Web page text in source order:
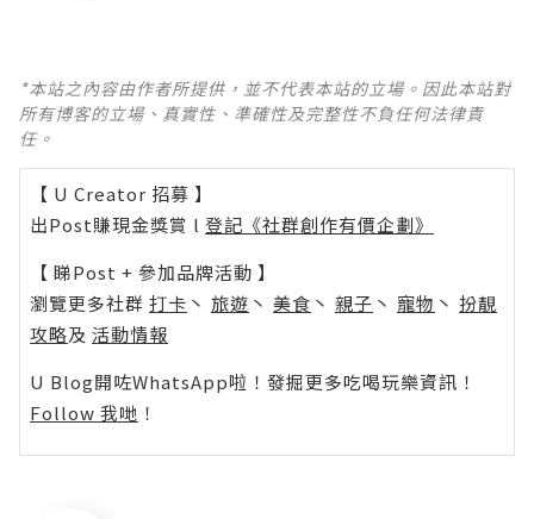
*本站之內容由作者所提供，並不代表本站的立場。因此本站對
所有博客的立場、真實性、準確性及完整性不負任何法律責
任。
【 U Creator 招募 】
出Post賺現金獎賞 l 登記《社群創作有價企劃》
【 睇Post + 參加品牌活動 】
瀏覽更多社群 打卡 丶 旅遊 丶 美食 丶 親子 丶 寵物 丶 扮靚
攻略及 活動情報
U Blog開咗WhatsApp啦！發掘更多吃喝玩樂資訊！
Follow 我哋 ！